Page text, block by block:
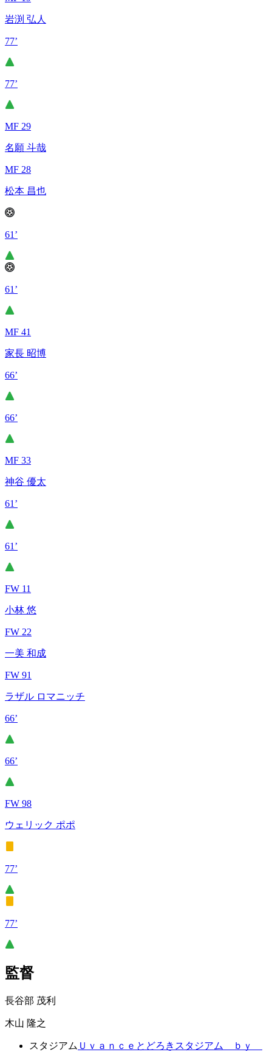
岩渕 弘人
77’
77’
MF 29
名願 斗哉
MF 28
松本 昌也
61’
61’
MF 41
家長 昭博
66’
66’
MF 33
神谷 優太
61’
61’
FW 11
小林 悠
FW 22
一美 和成
FW 91
ラザル ロマニッチ
66’
66’
FW 98
ウェリック ポポ
77’
77’
監督
長谷部 茂利
木山 隆之
スタジアム Ｕｖａｎｃｅとどろきスタジアム ｂｙ